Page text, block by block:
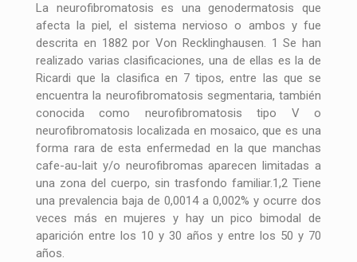
La neurofibromatosis es una genodermatosis que
afecta la piel, el sistema nervioso o ambos y fue
descrita en 1882 por Von Recklinghausen. 1 Se han
realizado varias clasificaciones, una de ellas es la de
Ricardi que la clasifica en 7 tipos, entre las que se
encuentra la neurofibromatosis segmentaria, también
conocida como neurofibromatosis tipo V o
neurofibromatosis localizada en mosaico, que es una
forma rara de esta enfermedad en la que manchas
cafe-au-lait y/o neurofibromas aparecen limitadas a
una zona del cuerpo, sin trasfondo familiar.1,2 Tiene
una prevalencia baja de 0,0014 a 0,002% y ocurre dos
veces más en mujeres y hay un pico bimodal de
aparición entre los 10 y 30 años y entre los 50 y 70
años.